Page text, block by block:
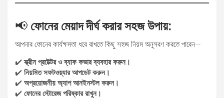
📢 ফোনের মেয়াদ দীর্ঘ করার সহজ উপায়:
আপনার ফোনের কার্যক্ষমতা ধরে রাখতে কিছু সহজ নিয়ম অনুসরণ করতে পারেন—
✔️স্ক্রীন প্রটেক্টর ও ব্যাক কভার ব্যবহার করুন।
✔️ নিয়মিত সফটওয়্যার আপডেট করুন।
✔️ অপ্রয়োজনীয় অ্যাপ আনইনস্টল করুন।
✔️ ফোনের স্টোরেজ পরিষ্কার রাখুন।